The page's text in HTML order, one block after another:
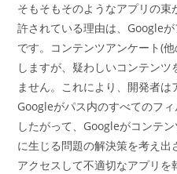
そもそもそのようなアプリの
許されている理由は、Google
です。コンテンツアンケート(
しますが、疑わしいコンテン
ません。これにより、開発者は
Googleがパス内のすべてのフ
したがって、Googleがコンテ
に生じる問題の解決策を考え
アクセスして不適切なアプリ